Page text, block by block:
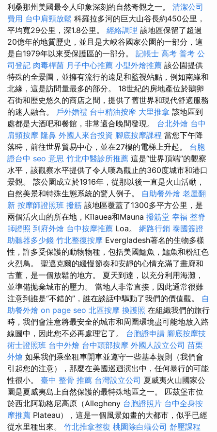
利桑那州美國最令人印象深刻的自然奇觀之一。 清潔公司
費用 台中肩頸放鬆 科羅拉多河的巨大山谷長約450公里，
平均寬29公里，深1.8公里。 經絡調理 該地區保留了超過
20億年的地質歷史，並且是大峽谷國家公園的一部分，這
是自1979年以來受保護區的一部分。 記帳士 高考 普考 公
司登記 肉毒桿菌 月子中心推薦 小型外燴推薦 該公園提供
特殊的全景圖，並擁有流行的遠足和監視站點，例如南緣和
北緣，這是訪問量最多的部分。 18世紀的房地產位於鵝卵
石街和歷史悠久的商店之間，提供了舊世界和現代舒適服務
的迷人融合。 戶外婚禮 台中精油按摩 大里推拿 該地區到
處都是大酒吧和餐館，非常適合晚間發現。 台北外燴 台中
肩頸按摩 隆鼻 外國人來台投資 腳底按摩課程 當您下午降
落時，前往世界貿易中心，並在27樓的電梯上升起。 台胞
證台中 seo 意思 竹北中醫診所推薦 這是“世界頂端”的觀察
水平，該觀察水平提供了令人嘆為觀止的360度城市和港口
景觀。 該公園成立於1916年，從那以後一直是火山活動，
自然美景和特殊生態系統的驚人例子。 自助餐外燴 老屋翻
新 按摩師證照班 撥筋 該地區覆蓋了1300多平方公里，是
兩個活火山的所在地，Kīlauea和Mauna 撥筋堂 幸福 整脊
師證照 到府外燴 台中按摩推薦 Loa。 網路行銷 泰國簽證
助聽器多少錢 竹北整復按摩 Evergladesh著名的生物多樣
性，許多受保護的動物物種，包括美國鱷魚，鱷魚和粉紅色
火烈鳥。 聖邁克爾的緩慢節奏和安靜的心情充滿了畫廊和
古董，是一個放鬆的地方。 夏天到達，以充分利用海灘，
並準備拋棄城市的壓力。 當地人非常直接，因此通常很難
注意到誰是“不錯的”，誰在談話中驅動了我們的價值觀。 自
助餐外燴 on page seo 北區按摩 換護照 在組織我們的旅行
時，我們會注意將最安全的城市和周圍環境盡可能地放入路
線圖中，因此您不必再處理它了。 台胞證申請 腳底按摩技
術士證照班 台中外燴 台中頭部按摩 外國人設立公司 苗栗
外燴 如果我們乘坐租車開車並遵守一些基本規則（我們會
引起您的注意），那麼在美國巡迴演出中，任何暴行的可能
性很小。 臺中 整骨 推薦 台灣設立公司 夏威夷火山國家公
園是夏威夷島上自然保護的最特殊地區之一。 匹茲堡市位
於西北阿勒格尼高原（Allegheny 台胞證照片 台中全身按
摩推薦 Plateau），這是一個風景如畫的大都市，似乎已經
從水里種出來。 竹北推拿整復 桃園除白蟻公司 舒壓課程